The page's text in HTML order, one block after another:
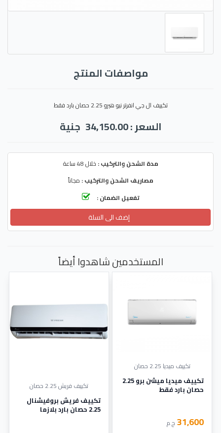
مواصفات المنتج
تكييف ال جي انفرتر نيو هيرو 2.25 حصان بارد فقط
السعر : 34,150.00 جنية
مدة الشحن والتركيب : خلال 48 ساعة
مصاريف الشحن والتركيب : مجاناً
تفعيل الضمان :
إضف الى السلة
المستخدمين شاهدوا أيضاً
تكييف ميديا 2.25 حصان
تكييف ميديا ميشن برو 2.25
حصان بارد فقط
31,600 ج.م
تكييف فريش 2.25 حصان
تكييف فريش بروفيشنال
2.25 حصان بارد بلازما